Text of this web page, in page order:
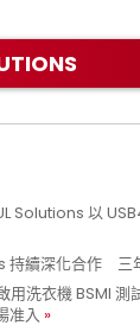
Solutions 以
持續深化合作 三
用洗衣機 BSMI
准入